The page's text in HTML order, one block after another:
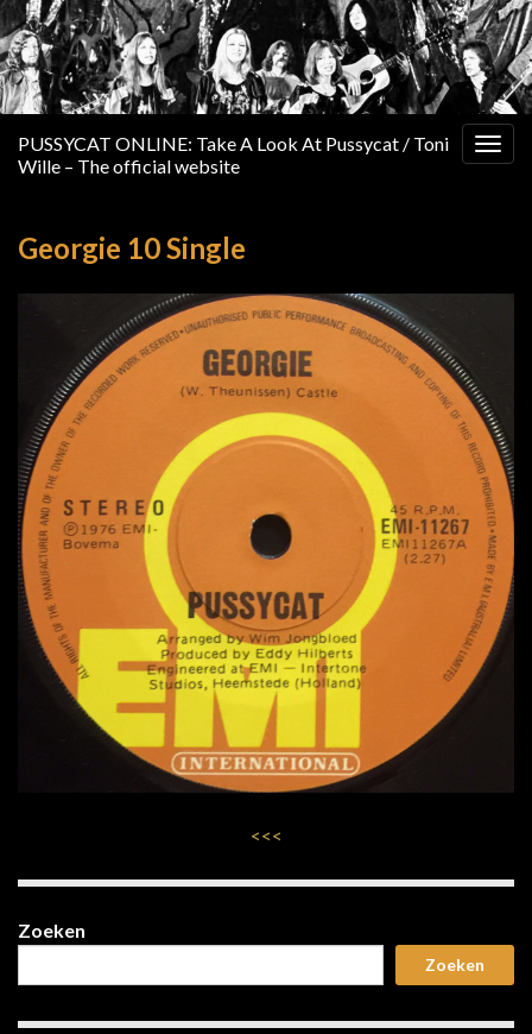
PUSSYCAT ONLINE: Take A Look At Pussycat / Toni
Wille – The official website
Georgie 10 Single
<<<
Zoeken
Zoeken